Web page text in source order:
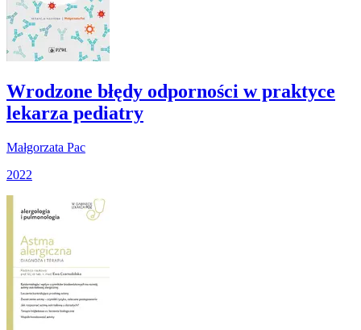
Wrodzone błędy odporności w praktyce
lekarza pediatry
Małgorzata Pac
2022